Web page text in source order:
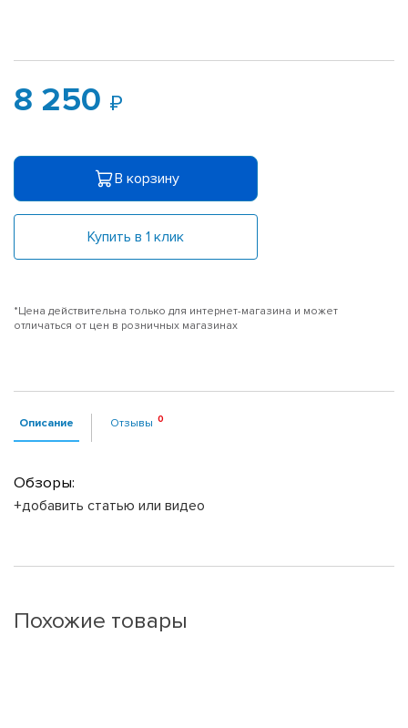
8 250
В корзину
Купить в 1 клик
*Цена действительна только для интернет-магазина и может
отличаться от цен в розничных магазинах
Описание Отзывы
Обзоры:
+добавить статью или видео
Похожие товары